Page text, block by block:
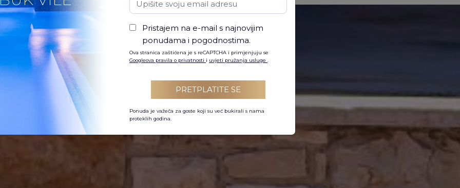
Pristajem na e-mail s najnovijim
ponudama i pogodnostima.
Ova stranica zaštićena je s reCAPTCHA i primjenjuju se
Googleova pravila o privatnosti i uvjeti pružanja usluge
PRETPLATITE SE
Ponuda je važeča za goste koji su već bukirali s nama
proteklih godina.